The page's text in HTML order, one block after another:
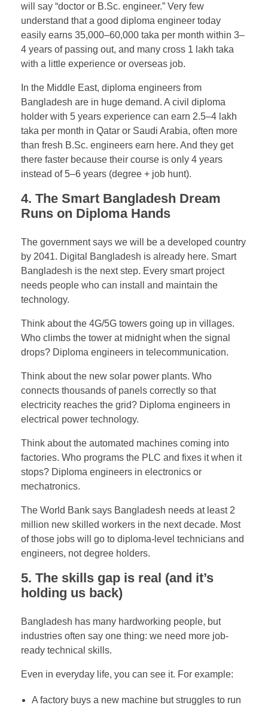
will say “doctor or B.Sc. engineer.” Very few
understand that a good diploma engineer today
easily earns 35,000–60,000 taka per month within 3–
4 years of passing out, and many cross 1 lakh taka
with a little experience or overseas job.
In the Middle East, diploma engineers from
Bangladesh are in huge demand. A civil diploma
holder with 5 years experience can earn 2.5–4 lakh
taka per month in Qatar or Saudi Arabia, often more
than fresh B.Sc. engineers earn here. And they get
there faster because their course is only 4 years
instead of 5–6 years (degree + job hunt).
4. The Smart Bangladesh Dream
Runs on Diploma Hands
The government says we will be a developed country
by 2041. Digital Bangladesh is already here. Smart
Bangladesh is the next step. Every smart project
needs people who can install and maintain the
technology.
Think about the 4G/5G towers going up in villages.
Who climbs the tower at midnight when the signal
drops? Diploma engineers in telecommunication.
Think about the new solar power plants. Who
connects thousands of panels correctly so that
electricity reaches the grid? Diploma engineers in
electrical power technology.
Think about the automated machines coming into
factories. Who programs the PLC and fixes it when it
stops? Diploma engineers in electronics or
mechatronics.
The World Bank says Bangladesh needs at least 2
million new skilled workers in the next decade. Most
of those jobs will go to diploma-level technicians and
engineers, not degree holders.
5. The skills gap is real (and it’s
holding us back)
Bangladesh has many hardworking people, but
industries often say one thing: we need more job-
ready technical skills.
Even in everyday life, you can see it. For example:
A factory buys a new machine but struggles to run